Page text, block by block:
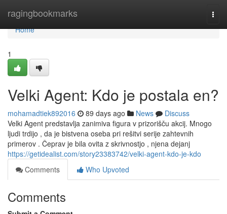
ragingbookmarks
Home
Home
1
Velki Agent: Kdo je postala en?
mohamadtiek892016 89 days ago News
Discuss
Velki Agent predstavlja zanimiva figura v prizorišču akcij. Mnogo
ljudi trdijo , da je bistvena oseba pri rešitvi serije zahtevnih
primerov . Čeprav je bila ovita z skrivnostjo , njena dejanj
https://getidealist.com/story23383742/velki-agent-kdo-je-kdo
Comments
Who Upvoted
Comments